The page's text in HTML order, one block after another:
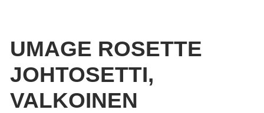
UMAGE ROSETTE
JOHTOSETTI,
VALKOINEN